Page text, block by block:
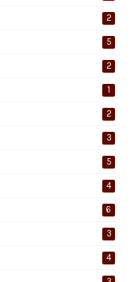
2
5
2
1
2
3
5
4
6
3
4